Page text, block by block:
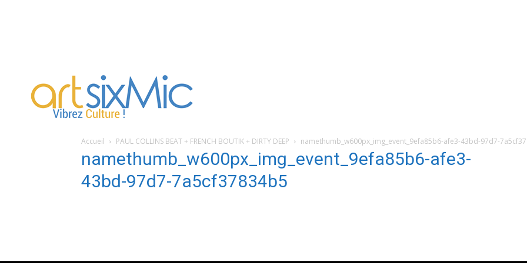
artsixMic
Accueil PAUL COLLINS BEAT + FRENCH BOUTIK + DIRTY DEEP namethumb_w600px_img_event_9efa85b6-afe3-43bd-97d7-
namethumb_w600px_img_event_9efa85b6-afe3-
43bd-97d7-7a5cf37834b5